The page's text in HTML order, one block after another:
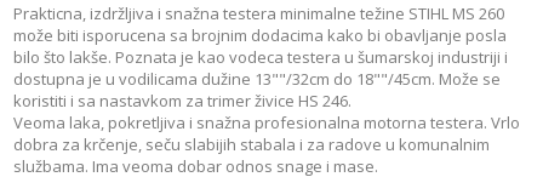
Prakticna, izdržljiva i snažna testera minimalne težine STIHL MS 260
može biti isporucena sa brojnim dodacima kako bi obavljanje posla
bilo što lakše. Poznata je kao vodeca testera u šumarskoj industriji i
dostupna je u vodilicama dužine 13""/32cm do 18""/45cm. Može se
koristiti i sa nastavkom za trimer živice HS 246.
Veoma laka, pokretljiva i snažna profesionalna motorna testera. Vrlo
dobra za krčenje, seču slabijih stabala i za radove u komunalnim
službama. Ima veoma dobar odnos snage i mase.